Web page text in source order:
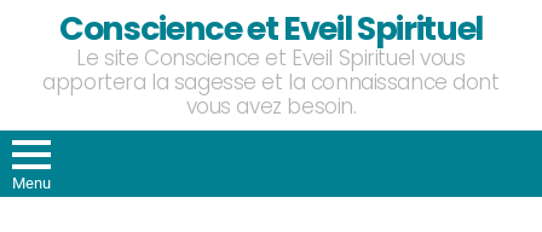
Conscience et Eveil Spirituel
Le site Conscience et Eveil Spirituel vous
apportera la sagesse et la connaissance dont
vous avez besoin.
Menu